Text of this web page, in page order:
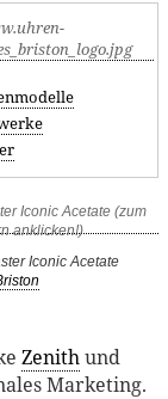
Iconic Acetate
Zenithund
Marketing.